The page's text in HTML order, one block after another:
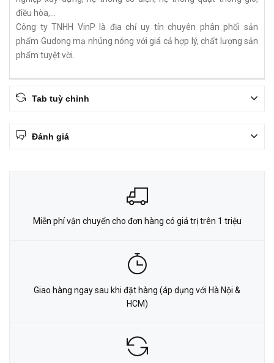
điều hòa,...
Công ty TNHH VinP là địa chỉ uy tín chuyên phân phối sản
phẩm Gudong mạ nhúng nóng với giá cả hợp lý, chất lượng sản
phẩm tuyệt vời.
Tab tuỳ chỉnh
Đánh giá
Miễn phí vận chuyển cho đơn hàng có giá trị trên 1 triệu
Giao hàng ngay sau khi đặt hàng (áp dụng với Hà Nội &
HCM)